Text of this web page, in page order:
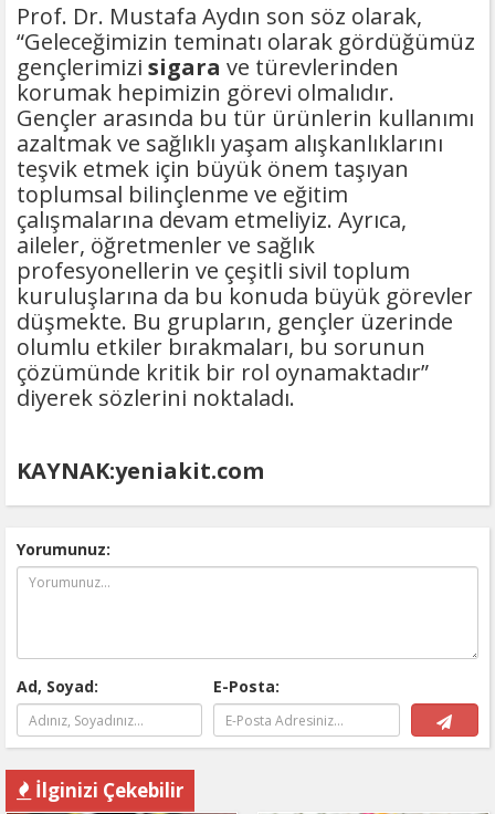
Prof. Dr. Mustafa Aydın son söz olarak,
“Geleceğimizin teminatı olarak gördüğümüz
gençlerimizi sigara ve türevlerinden
korumak hepimizin görevi olmalıdır.
Gençler arasında bu tür ürünlerin kullanımı
azaltmak ve sağlıklı yaşam alışkanlıklarını
teşvik etmek için büyük önem taşıyan
toplumsal bilinçlenme ve eğitim
çalışmalarına devam etmeliyiz. Ayrıca,
aileler, öğretmenler ve sağlık
profesyonellerin ve çeşitli sivil toplum
kuruluşlarına da bu konuda büyük görevler
düşmekte. Bu grupların, gençler üzerinde
olumlu etkiler bırakmaları, bu sorunun
çözümünde kritik bir rol oynamaktadır”
diyerek sözlerini noktaladı.
KAYNAK:yeniakit.com
Yorumunuz:
Ad, Soyad: E-Posta:
İlginizi Çekebilir